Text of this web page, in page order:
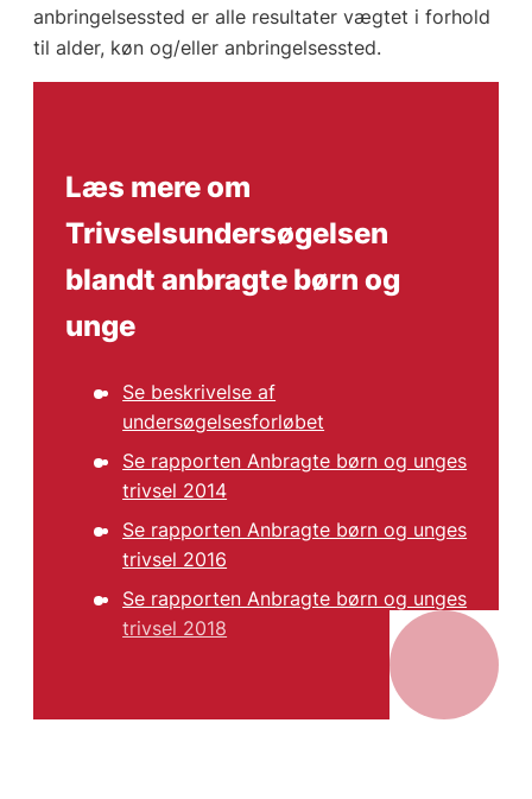
anbringelsessted er alle resultater vægtet i forhold
til alder, køn og/eller anbringelsessted.
Læs mere om
Trivselsundersøgelsen
blandt anbragte børn og
unge
Se beskrivelse af
undersøgelsesforløbet
Se rapporten Anbragte børn og unges
trivsel 2014
Se rapporten Anbragte børn og unges
trivsel 2016
Se rapporten Anbragte børn og unges
trivsel 2018